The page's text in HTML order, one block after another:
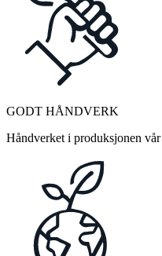
GODT HÅNDVERK
Håndverket i produksjonen